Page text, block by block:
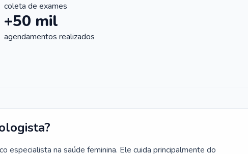
coleta de exames
+50 mil
agendamentos realizados
especialista na saúde feminina. Ele cuida principalmente do